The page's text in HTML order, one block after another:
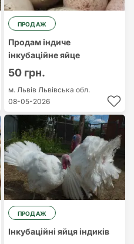
ПРОДАЖ
Продам індиче
інкубаційне яйце
50 грн.
м. Львів Львівська обл.
08-05-2026
ПРОДАЖ
Інкубаційні яйця індиків